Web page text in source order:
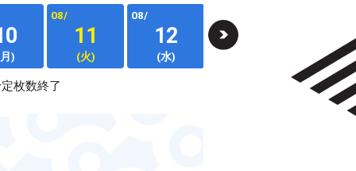
)
08/
11
(火)
08/
12
(水)
13
(金)
枚数終了